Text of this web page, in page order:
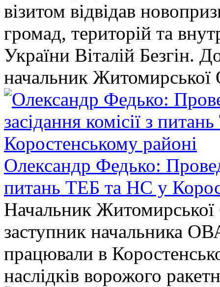
візитом відвідав
громад, територій та
України Віталій Безгін.
начальник
Олександр Федько:
питань ТЕБ та НС у
Начальник
заступник начальника
працювали в
наслідків ворожого